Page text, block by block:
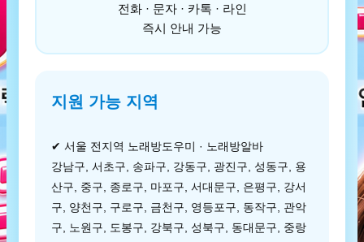
전화 · 문자 · 카톡 · 라인
즉시 안내 가능
지원 가능 지역
✔ 서울 전지역 노래방도우미 · 노래방알바
강남구, 서초구, 송파구, 강동구, 광진구, 성동구, 용
산구, 중구, 종로구, 마포구, 서대문구, 은평구, 강서
구, 양천구, 구로구, 금천구, 영등포구, 동작구, 관악
구, 노원구, 도봉구, 강북구, 성북구, 동대문구, 중랑